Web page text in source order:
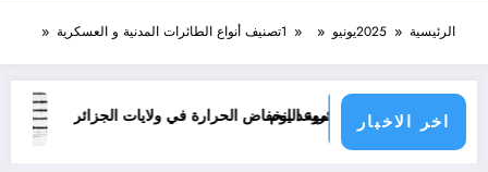
الرئيسية 2025يونيو 1تصنيف أنواع الطائرات المدنية و العسكرية
اخر الاخبار
موعد انخفاض الحرارة في ولايات الجزائر le monde&